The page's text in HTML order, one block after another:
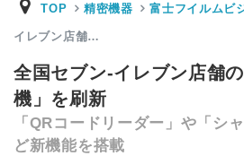
TOP 精密機器 富士フイルムビ
イレブン店舗…
全国セブン‐イレブン店舗
機」を刷新
「QRコードリーダー」や「シ
ど新機能を搭載